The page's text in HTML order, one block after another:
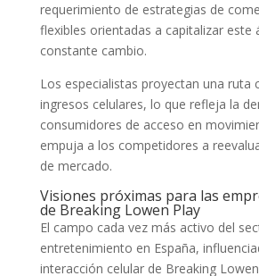
requerimiento de estrategias de
flexibles orientadas a capitalizar este
constante cambio.
Los especialistas proyectan una ruta
ingresos celulares, lo que refleja la
consumidores de acceso en
empuja a los competidores a
de mercado.
Visiones próximas para las
de Breaking Lowen Play
El campo cada vez más activo del
entretenimiento en España,
interacción celular de Breaking